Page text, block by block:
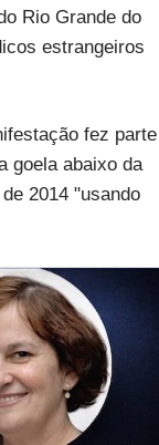
Rio Grande do
estrangeiros
fez parte
goela abaixo da
2014 "usando